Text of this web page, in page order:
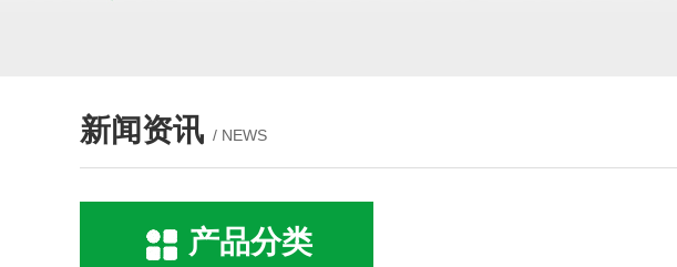
新闻资讯 / NEWS
产品分类